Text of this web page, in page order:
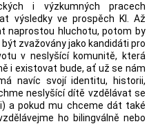
i výzkumných pracech
výsledky ve prospěch KI. Až
naprostou hluchotu, potom by
zvažovány jako kandidáti pro
v neslyšící komunitě, která
i existovat bude, ať už se nám
navíc svojí identitu, historii,
neslyšící dítě vzdělávat se
a pokud mu chceme dát také
ho bilingválně nebo